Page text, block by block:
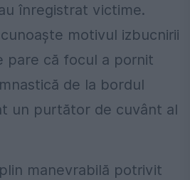
înregistrat victime.
motivul izbucnirii
pare că focul a pornit
de la bordul
un purtător de cuvânt al
manevrabilă potrivit